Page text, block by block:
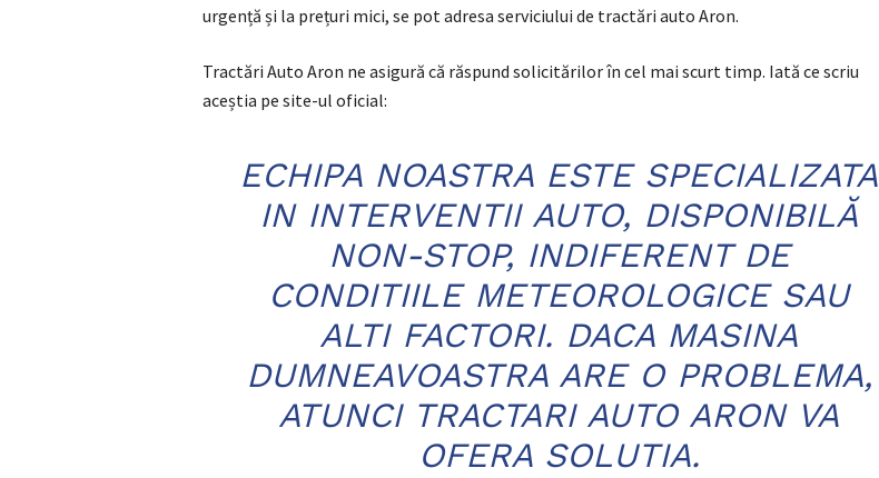
urgență și la prețuri mici, se pot adresa serviciului de tractări auto Aron.
Tractări Auto Aron ne asigură că răspund solicitărilor în cel mai scurt timp. Iată ce scriu
aceștia pe site-ul oficial:
ECHIPA NOASTRA ESTE SPECIALIZATA
IN INTERVENTII AUTO, DISPONIBILĂ
NON-STOP, INDIFERENT DE
CONDITIILE METEOROLOGICE SAU
ALTI FACTORI. DACA MASINA
DUMNEAVOASTRA ARE O PROBLEMA,
ATUNCI TRACTARI AUTO ARON VA
OFERA SOLUTIA.